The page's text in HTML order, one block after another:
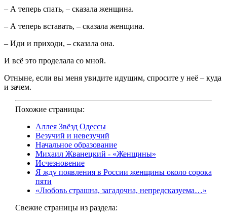
– А теперь спать, – сказала женщина.
– А теперь вставать, – сказала женщина.
– Иди и приходи, – сказала она.
И всё это проделала со мной.
Отныне, если вы меня увидите идущим, спросите у неё – куда
и зачем.
Похожие страницы:
Аллея Звёзд Одессы
Везучий и невезучий
Начальное образование
Михаил Жванецкий - «Женщины»
Исчезновение
Я жду появления в России женщины около сорока
пяти
«Любовь страшна, загадочна, непредсказуема…»
Свежие страницы из раздела: